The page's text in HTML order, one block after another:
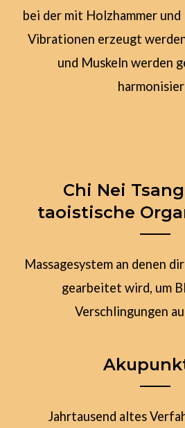
bei der mit Holzhammer
Vibrationen erzeugt
und Muskeln werden
Chi Nei
taoistische
Massagesystem an denen
gearbeitet wird, um
Verschlingungen
Jahrtausend altes